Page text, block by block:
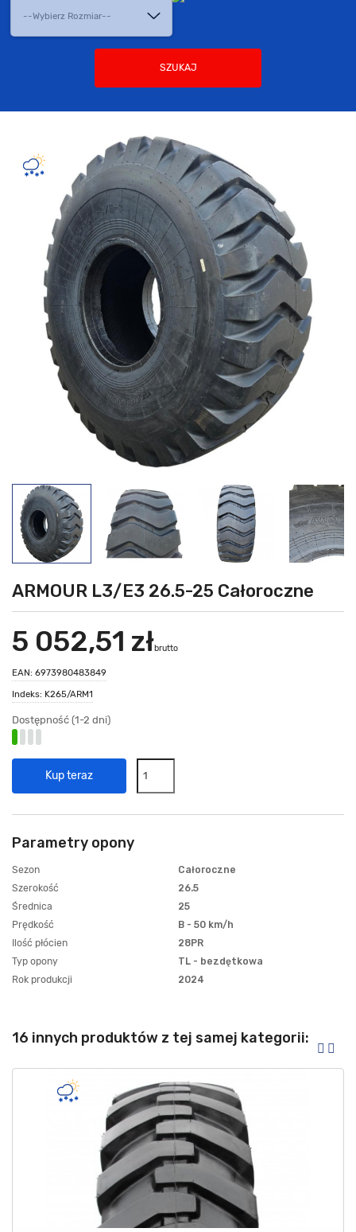
SZUKAJ
ARMOUR L3/E3 26.5-25 Całoroczne
EAN: 6973980483849
Indeks: K265/ARM1
5 052,51 złbrutto
Dostępność (1-2 dni)
Kup teraz
Parametry opony
Sezon
Całoroczne
Szerokość
26.5
Średnica
25
Prędkość
B - 50 km/h
Ilość płócien
28PR
Typ opony
TL - bezdętkowa
Rok produkcji
2024
16 innych produktów z tej samej kategorii: